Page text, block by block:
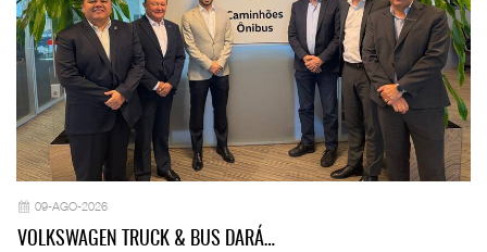
09-AGO-2026
VOLKSWAGEN TRUCK & BUS DARÁ…